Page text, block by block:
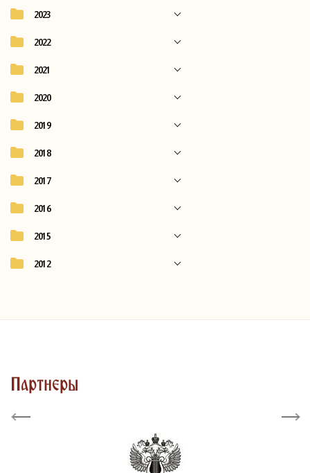
2023
2022
2021
2020
2019
2018
2017
2016
2015
2012
Партнеры
Previous Next